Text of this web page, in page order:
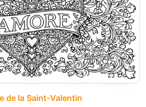
de la Saint-Valentin